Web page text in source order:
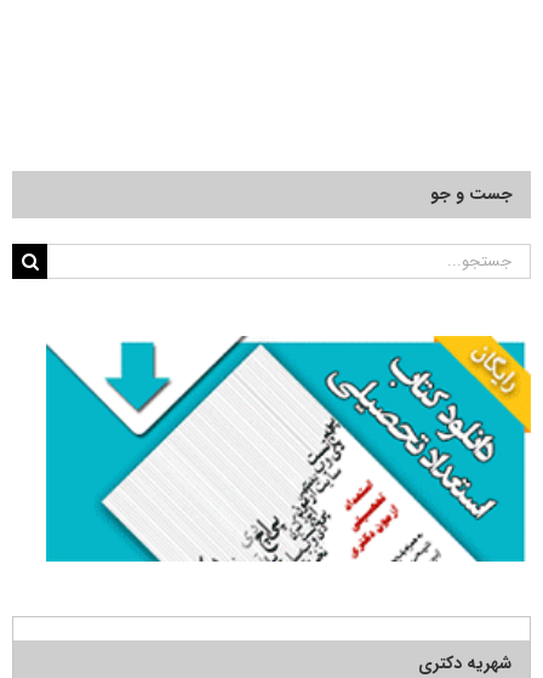
جست و جو
جستجو
شهریه دکتری